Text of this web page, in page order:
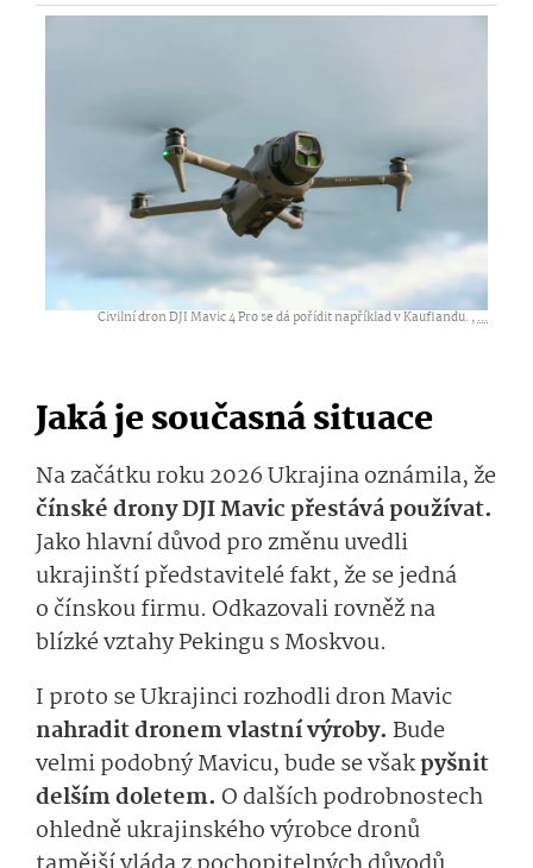
Civilní dron DJI Mavic 4 Pro se dá pořídit například v Kauflandu. ,...
Jaká je současná situace
Na začátku roku 2026 Ukrajina oznámila, že
čínské drony DJI Mavic přestává používat.
Jako hlavní důvod pro změnu uvedli
ukrajinští představitelé fakt, že se jedná
o čínskou firmu. Odkazovali rovněž na
blízké vztahy Pekingu s Moskvou.
I proto se Ukrajinci rozhodli dron Mavic
nahradit dronem vlastní výroby. Bude
velmi podobný Mavicu, bude se všakpyšnit
delším doletem. O dalších podrobnostech
ohledně ukrajinského výrobce dronů